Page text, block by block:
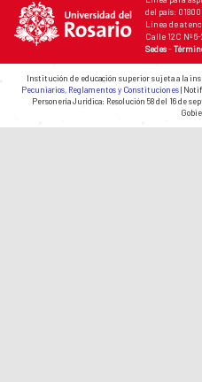
del país:
Línea de
Calle 12C Nº
Sedes-
Institución de educación superior sujeta a la
Pecuniarios, Reglamentos y Constituciones|
Personería Jurídica: Resolución 58 del 16 de